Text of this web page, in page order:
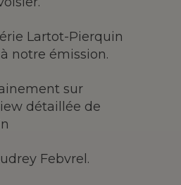
Lartot-Pierquin
notre émission.
sur
détaillée de
Febvrel.